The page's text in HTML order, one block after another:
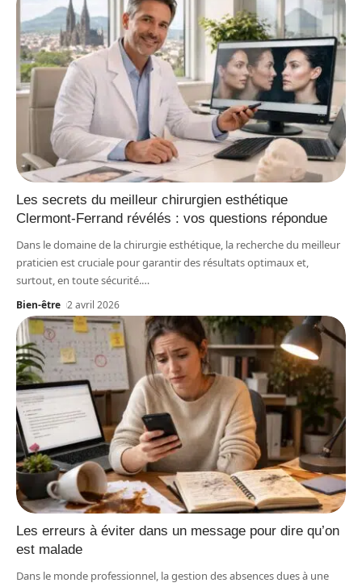
Les secrets du meilleur chirurgien esthétique
Clermont-Ferrand révélés : vos questions répondue
Dans le domaine de la chirurgie esthétique, la recherche du meilleur
praticien est cruciale pour garantir des résultats optimaux et,
surtout, en toute sécurité.…
Bien-être 2 avril 2026
Les erreurs à éviter dans un message pour dire qu’on
est malade
Dans le monde professionnel, la gestion des absences dues à une